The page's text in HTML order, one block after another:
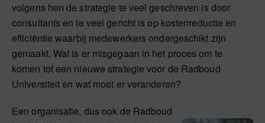
volgens hen de strategie te veel geschreven is door
consultants en te veel gericht is op kostenreductie en
efficiëntie waarbij medewerkers ondergeschikt zijn
gemaakt. Wat is er misgegaan in het proces om te
komen tot een nieuwe strategie voor de Radboud
Universiteit en wat moet er veranderen?
Een organisatie, dus ook de Radboud